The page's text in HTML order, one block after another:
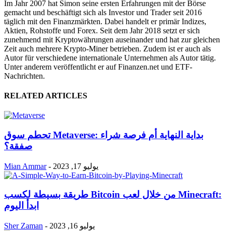
Im Jahr 2007 hat Simon seine ersten Erfahrungen mit der Börse
gemacht und beschäftigt sich als Investor und Trader seit 2016
täglich mit den Finanzmärkten. Dabei handelt er primär Indizes,
Aktien, Rohstoffe und Forex. Seit dem Jahr 2018 setzt er sich
zunehmend mit Kryptowährungen auseinander und hat zur gleichen
Zeit auch mehrere Krypto-Miner betrieben. Zudem ist er auch als
Autor für verschiedene internationale Unternehmen als Autor tätig.
Unter anderem veröffentlicht er auf Finanzen.net und ETF-
Nachrichten.
RELATED ARTICLES
تحطم سوق Metaverse: بداية النهاية أم فرصة شراء
صفقة؟
Mian Ammar - يوليو 17, 2023
طريقة بسيطة لكسب Bitcoin من خلال لعب Minecraft:
ابدأ اليوم
Sher Zaman - يوليو 16, 2023